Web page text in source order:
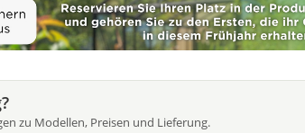
zu Modellen, Preisen und Lieferung.